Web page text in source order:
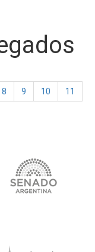
8 9 10 11